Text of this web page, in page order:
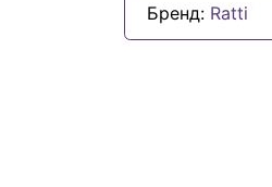
Бренд: Ratti